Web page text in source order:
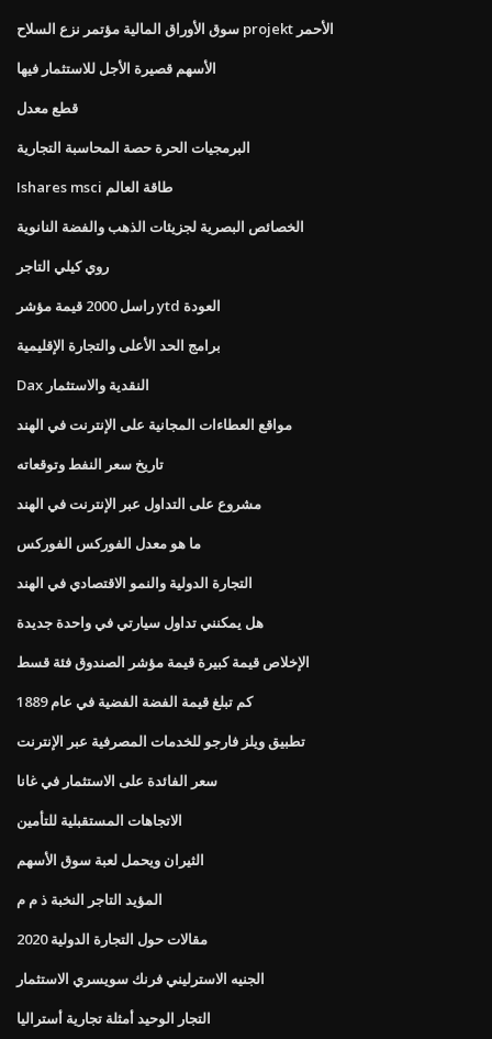
سوق الأوراق المالية مؤتمر نزع السلاح projekt الأحمر
الأسهم قصيرة الأجل للاستثمار فيها
قطع معدل
البرمجيات الحرة حصة المحاسبة التجارية
Ishares msci طاقة العالم
الخصائص البصرية لجزيئات الذهب والفضة النانوية
روي كيلي التاجر
راسل 2000 قيمة مؤشر ytd العودة
برامج الحد الأعلى والتجارة الإقليمية
Dax النقدية والاستثمار
مواقع العطاءات المجانية على الإنترنت في الهند
تاريخ سعر النفط وتوقعاته
مشروع على التداول عبر الإنترنت في الهند
ما هو معدل الفوركس الفوركس
التجارة الدولية والنمو الاقتصادي في الهند
هل يمكنني تداول سيارتي في واحدة جديدة
الإخلاص قيمة كبيرة قيمة مؤشر الصندوق فئة قسط
كم تبلغ قيمة الفضة الفضية في عام 1889
تطبيق ويلز فارجو للخدمات المصرفية عبر الإنترنت
سعر الفائدة على الاستثمار في غانا
الاتجاهات المستقبلية للتأمين
الثيران ويحمل لعبة سوق الأسهم
المؤيد التاجر النخبة ذ م م
مقالات حول التجارة الدولية 2020
الجنيه الاسترليني فرنك سويسري الاستثمار
التجار الوحيد أمثلة تجارية أستراليا